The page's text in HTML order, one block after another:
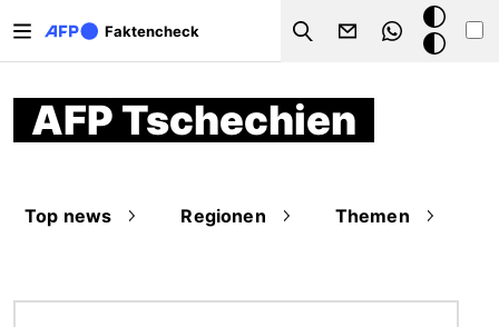
Faktencheck
Search
Dark
Mode
AFP Tschechien
Top news Regionen Themen